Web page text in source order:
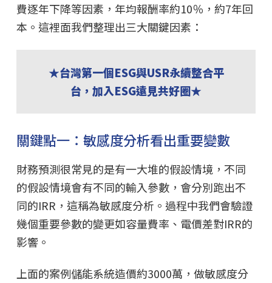
費逐年下降等因素，年均報酬率約10％，約7年回
本。這裡面我們整理出三大關鍵因素：
★台灣第一個ESG與USR永續整合平
台，加入ESG遠見共好圈★
關鍵點一：敏感度分析看出重要變數
財務預測很常見的是有一大堆的假設情境，不同
的假設情境會有不同的輸入參數，會分別跑出不
同的IRR，這稱為敏感度分析。過程中我們會驗證
幾個重要參數的變更如容量費率、電價差對IRR的
影響。
上面的案例儲能系統造價約3000萬，做敏感度分